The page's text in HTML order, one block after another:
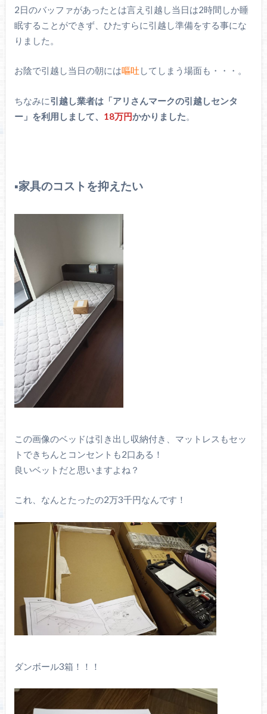
2日のバッファがあったとは言え引越し当日は2時間しか睡
眠することができず、ひたすらに引越し準備をする事にな
りました。
お陰で引越し当日の朝には嘔吐 してしまう場面も・・・。
ちなみに引越し業者は「アリさんマークの引越しセンタ
ー」を利用しまして、 18万円かかりました。
▪️家具のコストを抑えたい
この画像のベッドは引き出し収納付き、マットレスもセッ
トできちんとコンセントも2口ある！
良いベットだと思いますよね？
これ、なんとたったの2万3千円なんです！
ダンボール3箱！！！